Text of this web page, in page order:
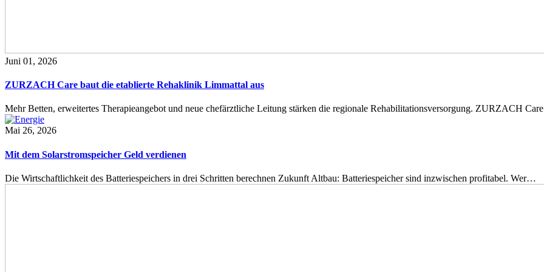
Juni 01, 2026
ZURZACH Care baut die etablierte Rehaklinik Limmattal aus
Mehr Betten, erweitertes Therapieangebot und neue chefärztliche Leitung stärken die regionale Rehabilitationsversorgung. ZURZACH
Mai 26, 2026
Mit dem Solarstromspeicher Geld verdienen
Die Wirtschaftlichkeit des Batteriespeichers in drei Schritten berechnen Zukunft Altbau: Batteriespeicher sind inzwischen profitabel. Wer…